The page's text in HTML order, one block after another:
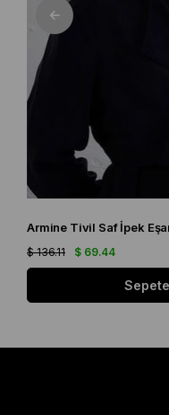
$ 69.44
$ 136.11